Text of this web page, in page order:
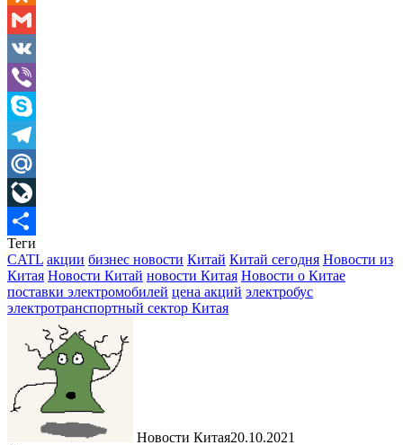
Odnoklassniki
Gmail
VK
Viber
Skype
Telegram
Mail.Ru
LiveJournal
Отправить
Теги
CATL акции бизнес новости Китай Китай сегодня Новости из
Китая Новости Китай новости Китая Новости о Китае
поставки электромобилей цена акций электробус
электротранспортный сектор Китая
Новости Китая20.10.2021